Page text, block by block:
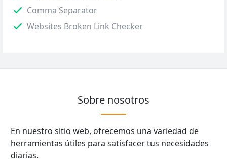
Comma Separator
Websites Broken Link Checker
Sobre nosotros
En nuestro sitio web, ofrecemos una variedad de
herramientas útiles para satisfacer tus necesidades
diarias.